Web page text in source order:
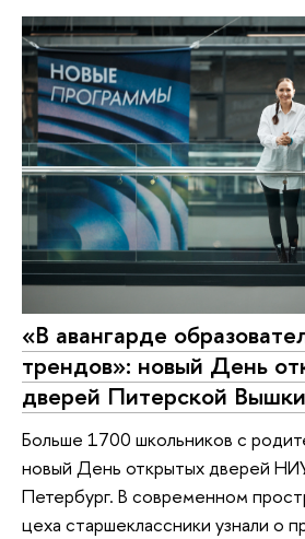
«В авангарде
трендов»: новый День
дверей Питерской Вышки
Больше 1700 школьников с
новый День открытых дверей
Петербург. В современном
цеха старшеклассники узнали о